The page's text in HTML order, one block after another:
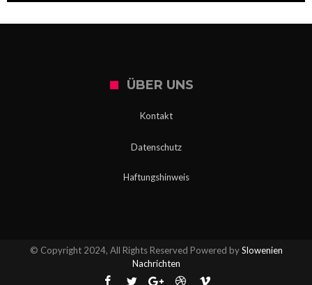
ÜBER UNS
Kontakt
Datenschutz
Haftungshinweis
© Copyright 2024, All Rights Reserved Powered bySlowenien
Nachrichten